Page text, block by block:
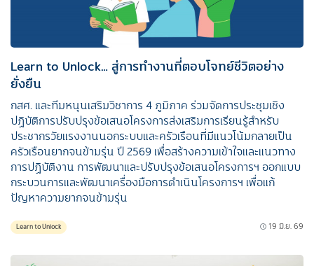
Learn to Unlock… สู่การทำงานที่ตอบโจทย์ชีวิตอย่าง
ยั่งยืน
กสศ. และทีมหนุนเสริมวิชาการ 4 ภูมิภาค ร่วมจัดการประชุมเชิง
ปฏิบัติการปรับปรุงข้อเสนอโครงการส่งเสริมการเรียนรู้สำหรับ
ประชากรวัยแรงงานนอกระบบและครัวเรือนที่มีแนวโน้มกลายเป็น
ครัวเรือนยากจนข้ามรุ่น ปี 2569 เพื่อสร้างความเข้าใจและแนวทาง
การปฏิบัติงาน การพัฒนาและปรับปรุงข้อเสนอโครงการฯ ออกแบบ
กระบวนการและพัฒนาเครื่องมือการดำเนินโครงการฯ เพื่อแก้
ปัญหาความยากจนข้ามรุ่น
Learn to Unlock 19 มิ.ย. 69